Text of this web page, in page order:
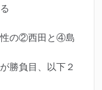
性の②西田と④島
勝負目、以下２